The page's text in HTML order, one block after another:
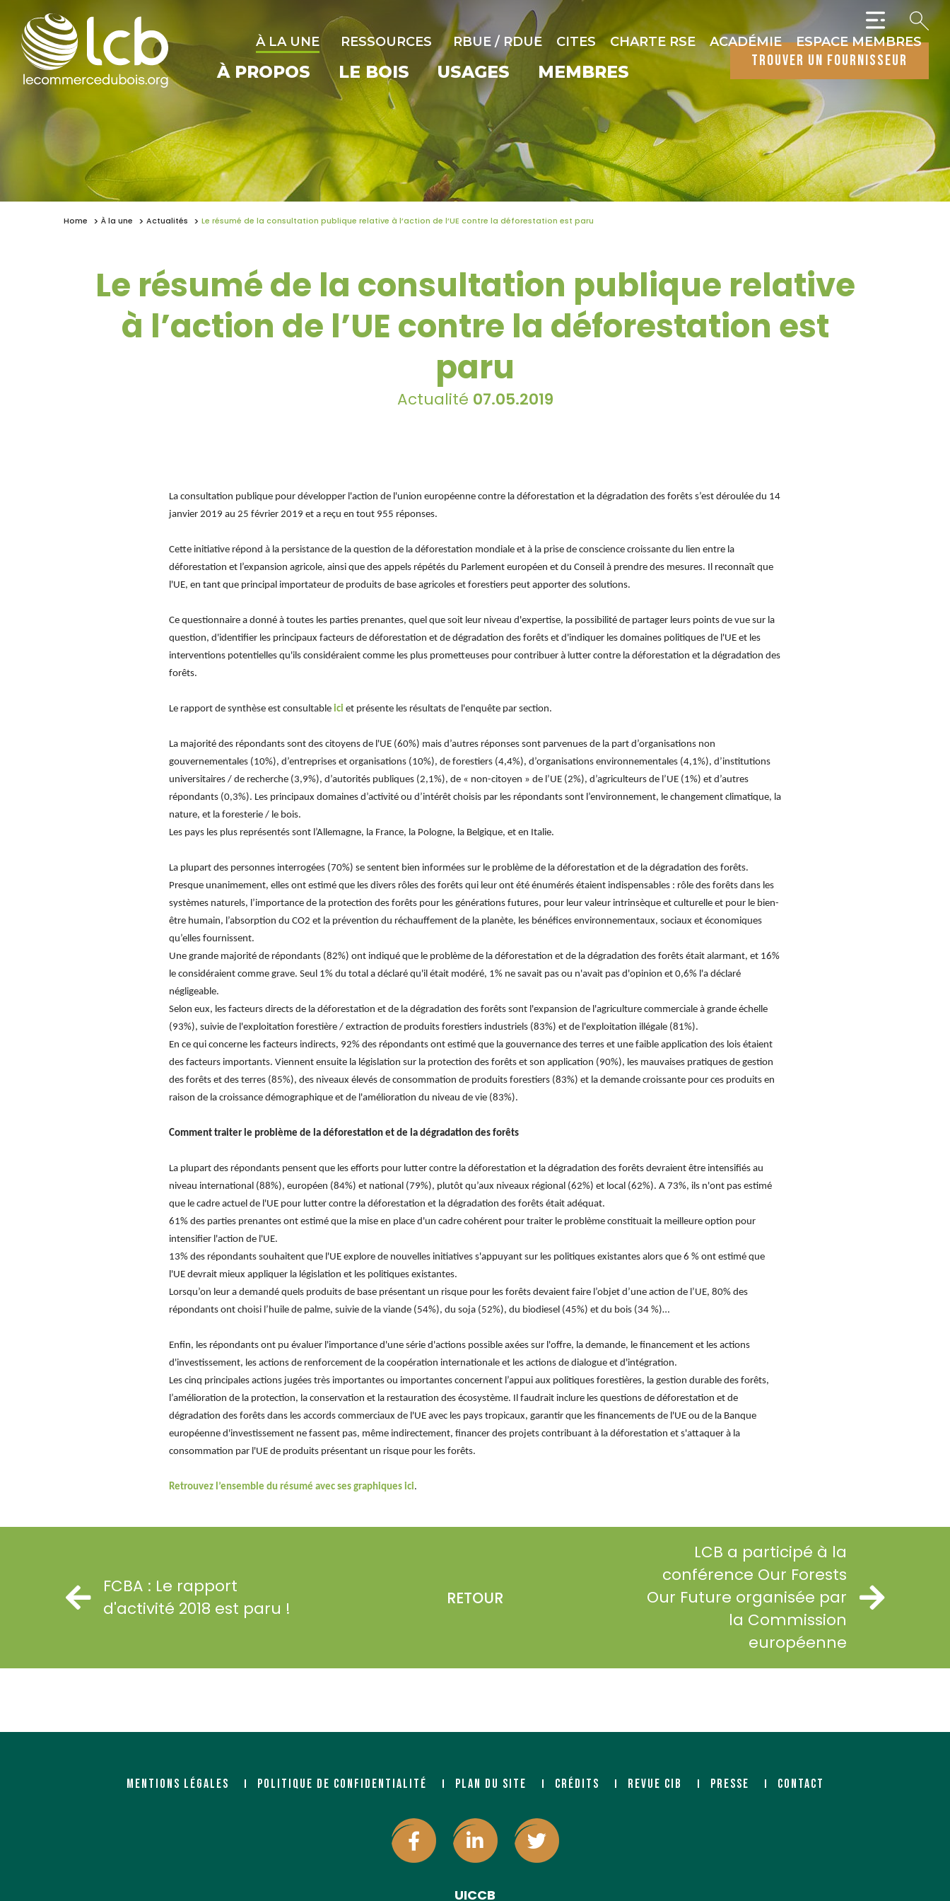
À LA UNE RESSOURCES RBUE / RDUE CITES CHARTE RSE ACADÉMIE ESPACE MEMBRES
À PROPOS LE BOIS USAGES MEMBRES
trouver un fournisseur
Home À la une Actualités Le résumé de la consultation publique relative à l’action de l’UE contre la déforestation est paru
Le résumé de la consultation publique relative
à l’action de l’UE contre la déforestation est
paru
Actualité 07.05.2019
La consultation publique pour développer l'action de l'union européenne contre la déforestation et la dégradation des forêts s’est déroulée du 14
janvier 2019 au 25 février 2019 et a reçu en tout 955 réponses.
Cette initiative répond à la persistance de la question de la déforestation mondiale et à la prise de conscience croissante du lien entre la
déforestation et l’expansion agricole, ainsi que des appels répétés du Parlement européen et du Conseil à prendre des mesures. Il reconnaît que
l'UE, en tant que principal importateur de produits de base agricoles et forestiers peut apporter des solutions.
Ce questionnaire a donné à toutes les parties prenantes, quel que soit leur niveau d'expertise, la possibilité de partager leurs points de vue sur la
question, d'identifier les principaux facteurs de déforestation et de dégradation des forêts et d'indiquer les domaines politiques de l'UE et les
interventions potentielles qu'ils considéraient comme les plus prometteuses pour contribuer à lutter contre la déforestation et la dégradation des
forêts.
Le rapport de synthèse est consultable ici et présente les résultats de l'enquête par section.
La majorité des répondants sont des citoyens de l'UE (60%) mais d’autres réponses sont parvenues de la part d’organisations non
gouvernementales (10%), d’entreprises et organisations (10%), de forestiers (4,4%), d’organisations environnementales (4,1%), d’institutions
universitaires / de recherche (3,9%), d’autorités publiques (2,1%), de « non-citoyen » de l’UE (2%), d’agriculteurs de l’UE (1%) et d’autres
répondants (0,3%). Les principaux domaines d’activité ou d’intérêt choisis par les répondants sont l’environnement, le changement climatique, la
nature, et la foresterie / le bois.
Les pays les plus représentés sont l’Allemagne, la France, la Pologne, la Belgique, et en Italie.
La plupart des personnes interrogées (70%) se sentent bien informées sur le problème de la déforestation et de la dégradation des forêts.
Presque unanimement, elles ont estimé que les divers rôles des forêts qui leur ont été énumérés étaient indispensables : rôle des forêts dans les
systèmes naturels, l’importance de la protection des forêts pour les générations futures, pour leur valeur intrinsèque et culturelle et pour le bien-
être humain, l’absorption du CO2 et la prévention du réchauffement de la planète, les bénéfices environnementaux, sociaux et économiques
qu’elles fournissent.
Une grande majorité de répondants (82%) ont indiqué que le problème de la déforestation et de la dégradation des forêts était alarmant, et 16%
le considéraient comme grave. Seul 1% du total a déclaré qu'il était modéré, 1% ne savait pas ou n'avait pas d'opinion et 0,6% l'a déclaré
négligeable.
Selon eux, les facteurs directs de la déforestation et de la dégradation des forêts sont l'expansion de l'agriculture commerciale à grande échelle
(93%), suivie de l'exploitation forestière / extraction de produits forestiers industriels (83%) et de l'exploitation illégale (81%).
En ce qui concerne les facteurs indirects, 92% des répondants ont estimé que la gouvernance des terres et une faible application des lois étaient
des facteurs importants. Viennent ensuite la législation sur la protection des forêts et son application (90%), les mauvaises pratiques de gestion
des forêts et des terres (85%), des niveaux élevés de consommation de produits forestiers (83%) et la demande croissante pour ces produits en
raison de la croissance démographique et de l'amélioration du niveau de vie (83%).
Comment traiter le problème de la déforestation et de la dégradation des forêts
La plupart des répondants pensent que les efforts pour lutter contre la déforestation et la dégradation des forêts devraient être intensifiés au
niveau international (88%), européen (84%) et national (79%), plutôt qu’aux niveaux régional (62%) et local (62%). A 73%, ils n'ont pas estimé
que le cadre actuel de l'UE pour lutter contre la déforestation et la dégradation des forêts était adéquat.
61% des parties prenantes ont estimé que la mise en place d'un cadre cohérent pour traiter le problème constituait la meilleure option pour
intensifier l'action de l'UE.
13% des répondants souhaitent que l'UE explore de nouvelles initiatives s'appuyant sur les politiques existantes alors que 6 % ont estimé que
l'UE devrait mieux appliquer la législation et les politiques existantes.
Lorsqu’on leur a demandé quels produits de base présentant un risque pour les forêts devaient faire l’objet d’une action de l’UE, 80% des
répondants ont choisi l’huile de palme, suivie de la viande (54%), du soja (52%), du biodiesel (45%) et du bois (34 %)…
Enfin, les répondants ont pu évaluer l'importance d'une série d'actions possible axées sur l'offre, la demande, le financement et les actions
d'investissement, les actions de renforcement de la coopération internationale et les actions de dialogue et d'intégration.
Les cinq principales actions jugées très importantes ou importantes concernent l’appui aux politiques forestières, la gestion durable des forêts,
l’amélioration de la protection, la conservation et la restauration des écosystème. Il faudrait inclure les questions de déforestation et de
dégradation des forêts dans les accords commerciaux de l'UE avec les pays tropicaux, garantir que les financements de l'UE ou de la Banque
européenne d'investissement ne fassent pas, même indirectement, financer des projets contribuant à la déforestation et s'attaquer à la
consommation par l'UE de produits présentant un risque pour les forêts.
Retrouvez l’ensemble du résumé avec ses graphiques ici.
FCBA : Le rapport
d'activité 2018 est paru !
RETOUR
LCB a participé à la
conférence Our Forests
Our Future organisée par
la Commission
européenne
MENTIONS LÉGALES POLITIQUE DE CONFIDENTIALITÉ PLAN DU SITE CRÉDITS REVUE CIB PRESSE CONTACT
UICCB